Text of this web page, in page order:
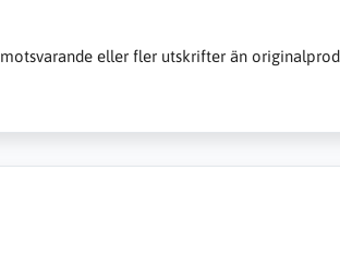
eller fler utskrifter än